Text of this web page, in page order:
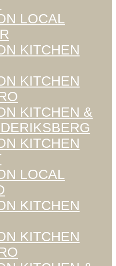
LOCAL
KITCHEN
KITCHEN
KITCHEN &
KITCHEN
LOCAL
KITCHEN
KITCHEN